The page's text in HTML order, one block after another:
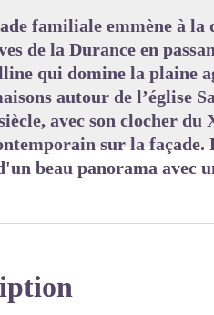
familiale emmène à
de la Durance en
qui domine la plaine
autour de l’église
avec son clocher du
sur la
beau panorama avec